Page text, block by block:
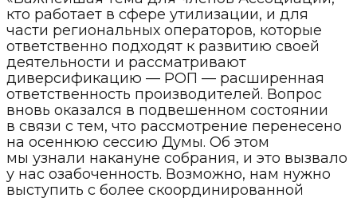
кто работает в сфере утилизации, и для
части региональных операторов, которые
ответственно подходят к развитию своей
деятельности и рассматривают
диверсификацию — РОП — расширенная
ответственность производителей. Вопрос
вновь оказался в подвешенном состоянии
в связи с тем, что рассмотрение перенесено
на осеннюю сессию Думы. Об этом
мы узнали накануне собрания, и это вызвало
у нас озабоченность. Возможно, нам нужно
выступить с более скоординированной